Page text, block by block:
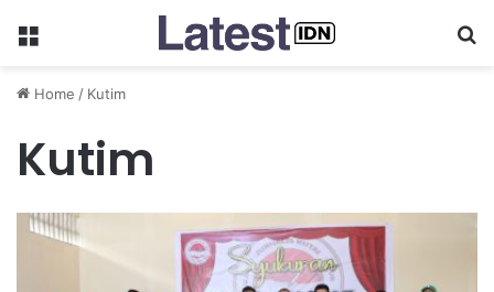
Menu
Home / Kutim
Kutim